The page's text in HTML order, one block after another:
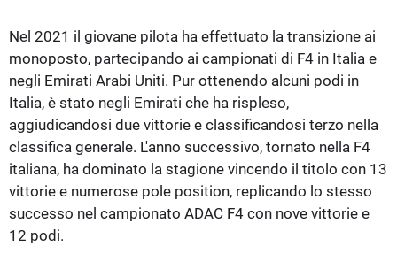
Nel 2021 il giovane pilota ha effettuato la transizione ai
monoposto, partecipando ai campionati di F4 in Italia e
negli Emirati Arabi Uniti. Pur ottenendo alcuni podi in
Italia, è stato negli Emirati che ha rispleso,
aggiudicandosi due vittorie e classificandosi terzo nella
classifica generale. L'anno successivo, tornato nella F4
italiana, ha dominato la stagione vincendo il titolo con 13
vittorie e numerose pole position, replicando lo stesso
successo nel campionato ADAC F4 con nove vittorie e
12 podi.